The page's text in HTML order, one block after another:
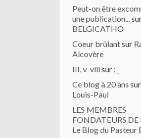
Peut-on être
une publication...
BELGICATHO
Coeur brûlantsur
Alcovère
III, v-viiisur ;_
Ce blog à 20 ans sur
Louis-Paul
LES MEMBRES
FONDATEURS DE
Le Blog du Pasteur